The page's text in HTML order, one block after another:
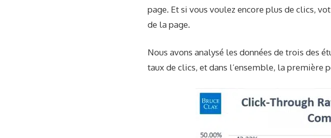
page. Et si vous voulez encore plus de clics,
de la page.
Nous avons analysé les données de trois des
taux de clics, et dans l’ensemble, la première